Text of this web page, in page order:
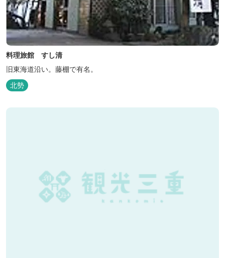
料理旅館 すし清
旧東海道沿い。藤棚で有名。
北勢